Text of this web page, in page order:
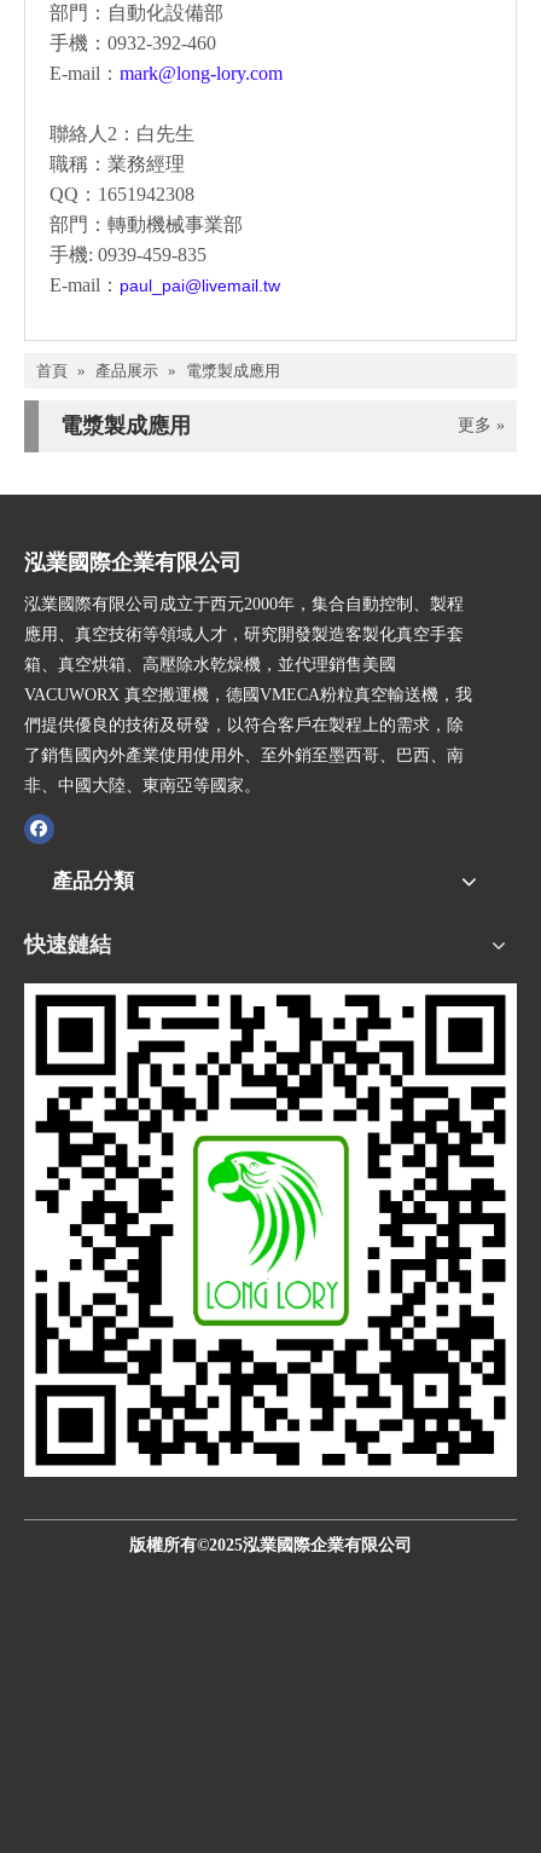
部門：自動化設備部
手機：0932-392-460
E-mail： mark@long-lory.com
聯絡人2：白先生
職稱：業務經理
QQ：1651942308
部門：轉動機械事業部
手機: 0939-459-835
E-mail： paul_pai@livemail.tw
首頁 » 產品展示 » 電漿製成應用
電漿製成應用 更多 »
泓業國際企業有限公司
泓業國際有限公司成立于西元2000年，集合自動控制、製程
應用、真空技術等領域人才，研究開發製造客製化真空手套
箱、真空烘箱、高壓除水乾燥機，並代理銷售美國
VACUWORX 真空搬運機，德國VMECA粉粒真空輸送機，我
們提供優良的技術及研發，以符合客戶在製程上的需求，除
了銷售國內外產業使用使用外、至外銷至墨西哥、巴西、南
非、中國大陸、東南亞等國家。
產品分類
快速鏈結
版權所有©2025泓業國際企業有限公司